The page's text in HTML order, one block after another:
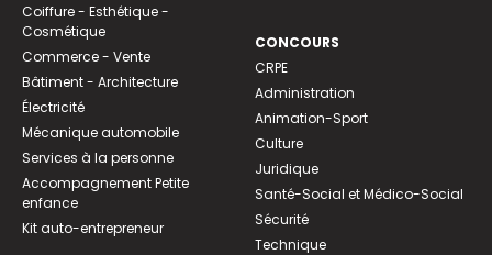
Coiffure - Esthétique -
Cosmétique
Commerce - Vente
Bâtiment - Architecture
Électricité
Mécanique automobile
Services à la personne
Accompagnement Petite
enfance
Kit auto-entrepreneur
CONCOURS
CRPE
Administration
Animation-Sport
Culture
Juridique
Santé-Social et Médico-Social
Sécurité
Technique